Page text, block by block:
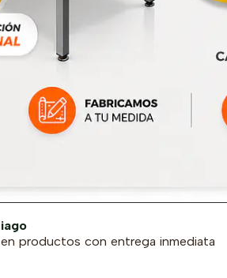
productos con entrega inmediata